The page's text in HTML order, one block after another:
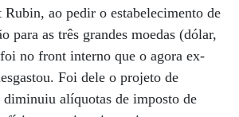
Rubin, ao pedir o estabelecimento de
para as três grandes moedas (dólar,
no front interno que o agora ex-
Foi dele o projeto de
alíquotas de imposto de